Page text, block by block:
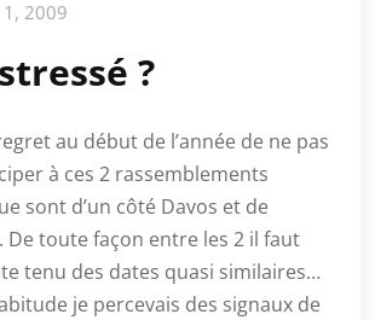
2009
?
au début de l’année de ne pas
à ces 2 rassemblements
sont d’un côté Davos et de
De toute façon entre les 2 il faut
tenu des dates quasi similaires…
je percevais des signaux de